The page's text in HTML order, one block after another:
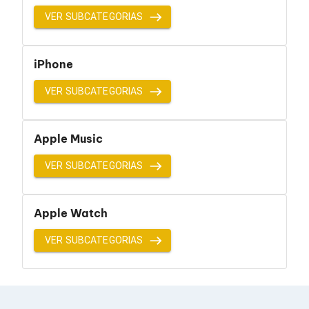
Cables Coaxiales
Accesorios para Cables
Jacks de Red
Conectores
Tapas y Cajas
Herramientas para Cables
Pinzas Ponchadoras
Cortadoras de Cable
Protectores para Cables
Cables para Impresoras
Bobinas
Cableado Estructurado
Sujetadores de Cables
Cinchos
Adaptadores
Adaptadores PC
Adaptadores PC USB
VER SUBCATEGORIAS
iPhone
VER SUBCATEGORIAS
Apple Music
VER SUBCATEGORIAS
Apple Watch
VER SUBCATEGORIAS